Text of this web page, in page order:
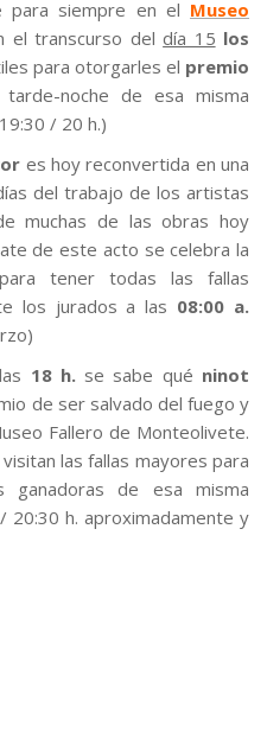
para siempre en el Museo
el transcurso deldía 15 los
para otorgarles el premio
noche de esa misma
/ 20 h.)
es hoy reconvertida en una
del trabajo de los artistas
muchas de las obras hoy
de este acto se celebra la
tener todas las fallas
los jurados a las 08:00 a.
18 h.se sabe qué ninot
de ser salvado del fuego y
Fallero de Monteolivete.
visitan las fallas mayores para
ganadoras de esa misma
20:30 h. aproximadamente y